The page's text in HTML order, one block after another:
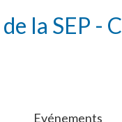
la SEP -
Evénements